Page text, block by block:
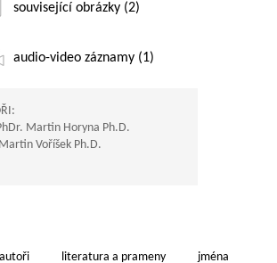
související obrázky (2)
audio-video záznamy (1)
Martin Horyna Ph.D.
Voříšek Ph.D.
autoři literatura a prameny jména